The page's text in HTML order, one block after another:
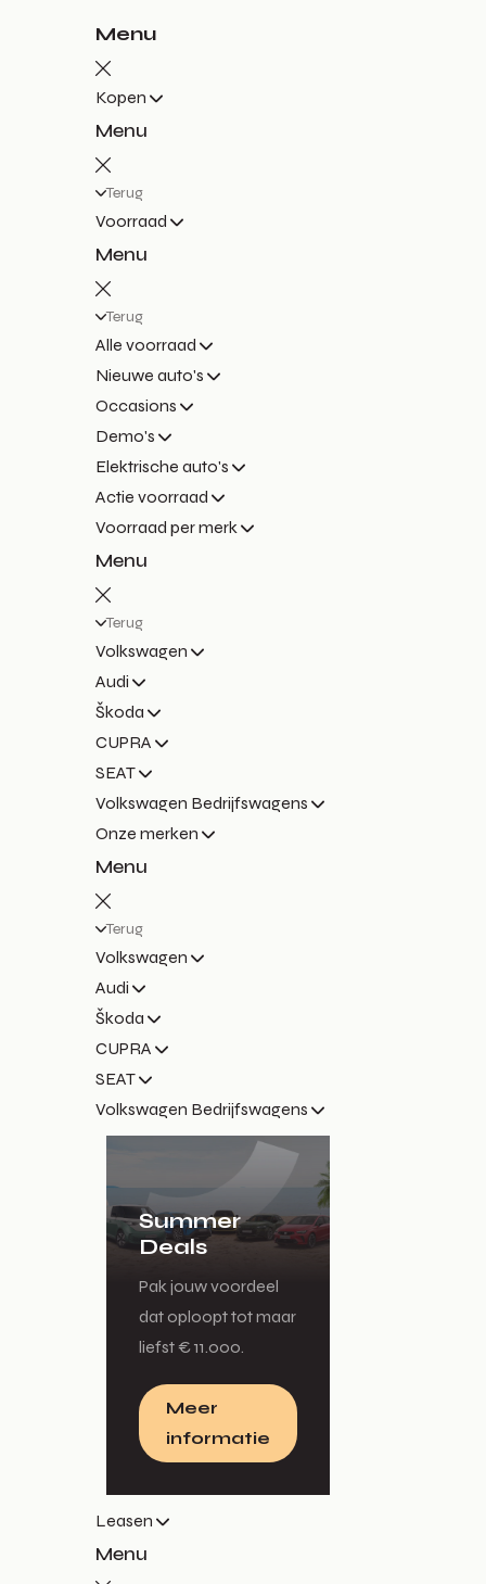
Menu
Kopen
Menu
Terug
Voorraad
Menu
Terug
Alle voorraad
Nieuwe auto's
Occasions
Demo's
Elektrische auto's
Actie voorraad
Voorraad per merk
Menu
Terug
Volkswagen
Audi
Škoda
CUPRA
SEAT
Volkswagen Bedrijfswagens
Onze merken
Menu
Terug
Volkswagen
Audi
Škoda
CUPRA
SEAT
Volkswagen Bedrijfswagens
Summer
Deals
Pak jouw voordeel
dat oploopt tot maar
liefst € 11.000.
Meer
informatie
Leasen
Menu